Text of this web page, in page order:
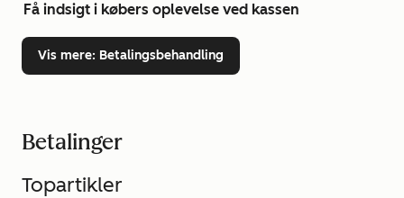
Få indsigt i købers oplevelse ved kassen
Vis mere: Betalingsbehandling
Betalinger
Topartikler